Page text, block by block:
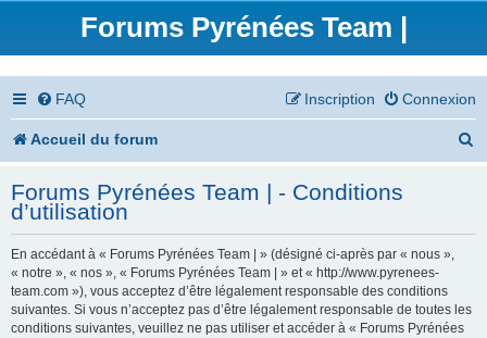
Forums Pyrénées Team |
FAQ Connexion
Inscription
Accueil du forum
h
Forums Pyrénées Team | - Conditions
d’utilisation
En accédant à « Forums Pyrénées Team | » (désigné ci-après par « nous »,
« notre », « nos », « Forums Pyrénées Team | » et « http://www.pyrenees-
team.com »), vous acceptez d’être légalement responsable des conditions
suivantes. Si vous n’acceptez pas d’être légalement responsable de toutes les
conditions suivantes, veuillez ne pas utiliser et accéder à « Forums Pyrénées